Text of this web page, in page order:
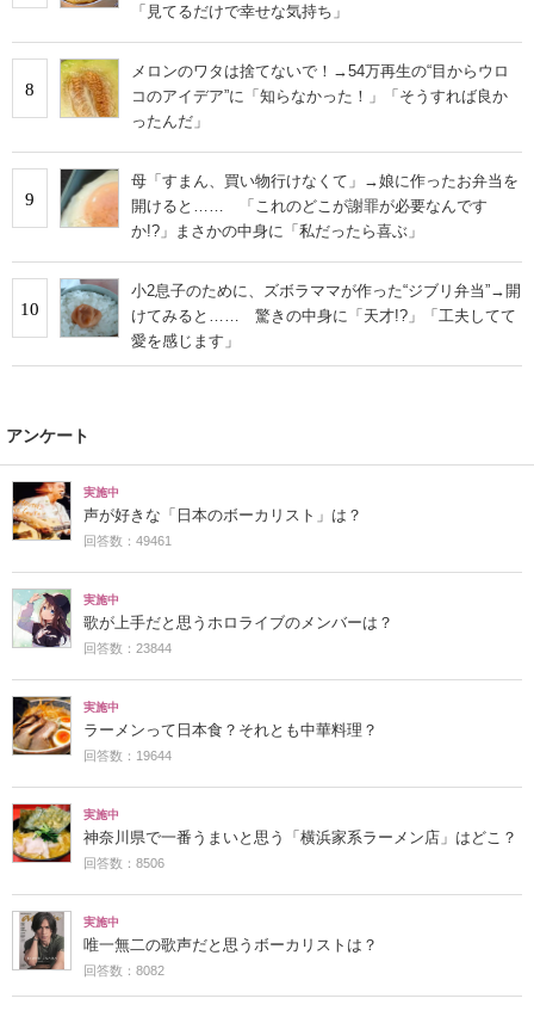
「見てるだけで幸せな気持ち」
8
メロンのワタは捨てないで！→54万再生の“目からウロ
コのアイデア”に「知らなかった！」「そうすれば良か
ったんだ」
9
母「すまん、買い物行けなくて」→娘に作ったお弁当を
開けると…… 「これのどこが謝罪が必要なんです
か!?」まさかの中身に「私だったら喜ぶ」
10
小2息子のために、ズボラママが作った“ジブリ弁当”→開
けてみると…… 驚きの中身に「天才!?」「工夫してて
愛を感じます」
アンケート
実施中
声が好きな「日本のボーカリスト」は？
回答数：49461
実施中
歌が上手だと思うホロライブのメンバーは？
回答数：23844
実施中
ラーメンって日本食？それとも中華料理？
回答数：19644
実施中
神奈川県で一番うまいと思う「横浜家系ラーメン店」はどこ？
回答数：8506
実施中
唯一無二の歌声だと思うボーカリストは？
回答数：8082